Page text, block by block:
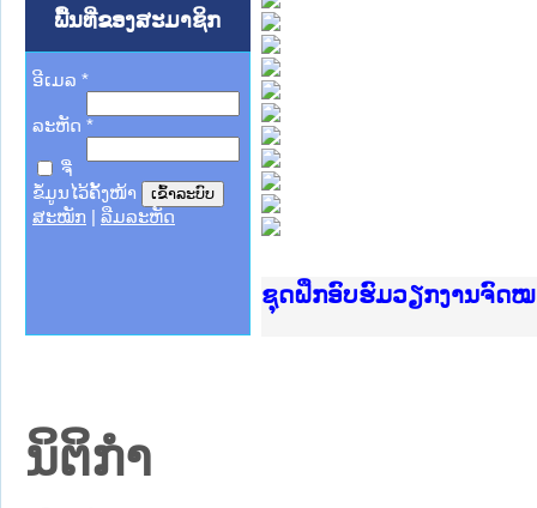
ເວັບໄຊອື່ນໆ
ຊ່ວຍເຫຼືອ
ພື້ນທີ່ຂອງສະມາຊິກ
ອີເມລ *
ລະຫັດ *
ຈື່
ຂໍ້ມູນໄວ້ຄັ້ງໜ້າ
ສະໝັກ
ລືມລະຫັດ
Ministry of Justice Lao
ເຜີຍແຜ່ວັບໄຊຈົດໝາຍເຫດ
ກະຊວງຍຸຕິທຳ
ຊຸດຝຶກອົບຮົມວຽກງານຈົດໝ
ກອງປະຊຸມທົບທວນຄືນການ
ຝຶກອົບຮົມ ຜູ່ປະສານງານວ
ຝຶກອົບຮົມ ຜູ່ປະສານງານວ
ເຜີຍແຜ່ແອັບກົດໝາຍລາວ
ເຜີຍແຜ່ແອັບກົດໝາຍລາວ
ຍົກລະດັບວຽກງານຈົດໝາຍ
ຊຸດຝຶກອົບຮົມວຽກງານຈົດໝ
ນິຕິກໍາ